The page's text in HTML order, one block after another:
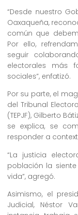
“Desde nuestro
Oaxaqueña,
común que
Por ello,
seguir
electorales más
sociales”, enfatizó.
Por su parte, el
del Tribunal
(TEPJF), Gilberto
se explica, se
responder a
“La justicia
población la
vida”, agregó.
Asimismo, el
Judicial, Néstor